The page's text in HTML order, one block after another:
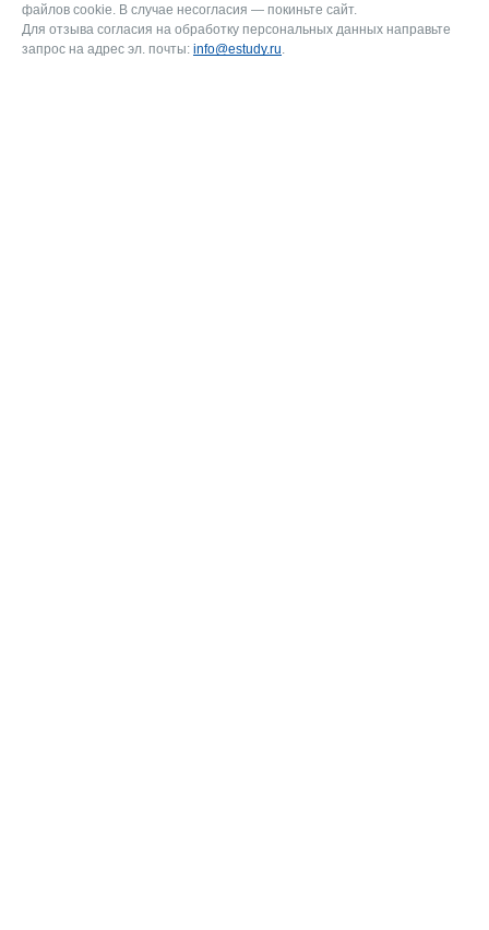
файлов cookie. В случае несогласия — покиньте сайт.
Для отзыва согласия на обработку персональных данных направьте
запрос на адрес эл. почты: info@estudy.ru.